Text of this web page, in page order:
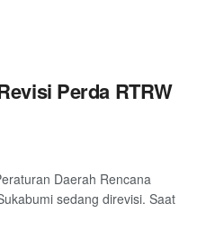
Perda RTRW
Daerah Rencana
sedang direvisi. Saat